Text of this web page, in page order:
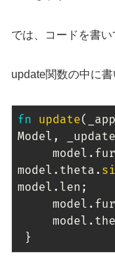
では、コードを書い
update関数の中に
fn update( _app
Model , _update
     model
.
model . theta .
model . len ;
     model
.
     model
.
}